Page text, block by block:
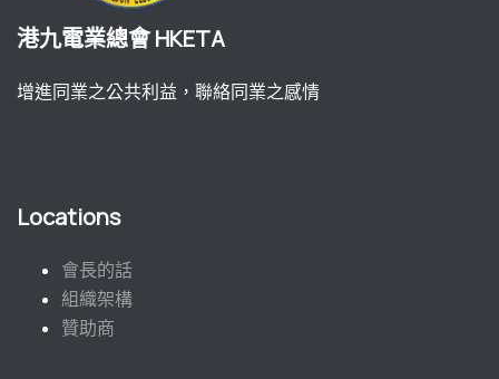
港九電業總會 HKETA
增進同業之公共利益，聯絡同業之感情
Locations
會長的話
組織架構
贊助商